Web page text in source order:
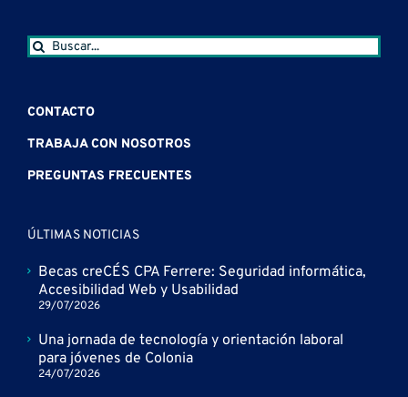
Buscar:
CONTACTO
TRABAJA CON NOSOTROS
PREGUNTAS FRECUENTES
ÚLTIMAS NOTICIAS
Becas creCÉS CPA Ferrere: Seguridad informática,
Accesibilidad Web y Usabilidad
29/07/2026
Una jornada de tecnología y orientación laboral
para jóvenes de Colonia
24/07/2026